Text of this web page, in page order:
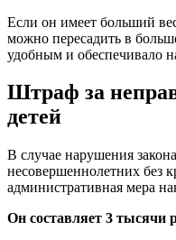
Если он имеет больший
можно пересадить в
удобным и обеспечивало
Штраф за
детей
В случае нарушения
несовершеннолетних без
административная мера
Он составляет 3 тысячи